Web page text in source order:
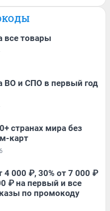
все товары
ВО и СПО в первый год
странах мира без
карт
4 000 ₽, 30% от 7 000 ₽
₽ на первый и все
по промокоду